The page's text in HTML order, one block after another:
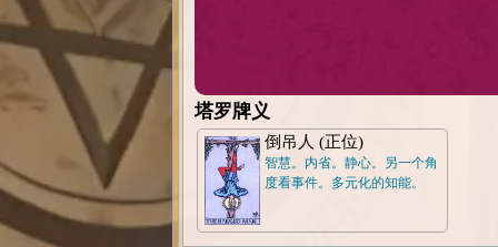
塔罗牌义
倒吊人 (正位)
智慧。内省。静心。另一个角
度看事件。多元化的知能。